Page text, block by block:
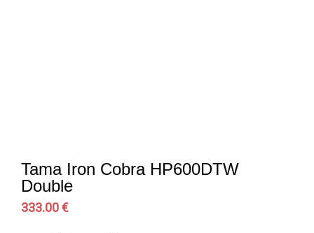
Tama Iron Cobra HP600DTW
Double
333.00 €